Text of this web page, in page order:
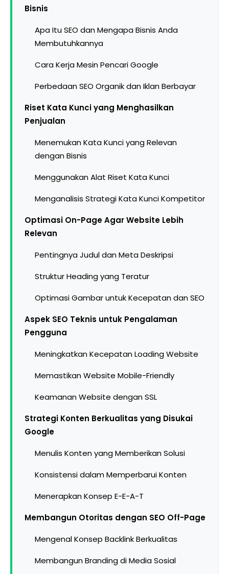
Bisnis
Apa Itu SEO dan Mengapa Bisnis Anda
Membutuhkannya
Cara Kerja Mesin Pencari Google
Perbedaan SEO Organik dan Iklan Berbayar
Riset Kata Kunci yang Menghasilkan
Penjualan
Menemukan Kata Kunci yang Relevan
dengan Bisnis
Menggunakan Alat Riset Kata Kunci
Menganalisis Strategi Kata Kunci Kompetitor
Optimasi On-Page Agar Website Lebih
Relevan
Pentingnya Judul dan Meta Deskripsi
Struktur Heading yang Teratur
Optimasi Gambar untuk Kecepatan dan SEO
Aspek SEO Teknis untuk Pengalaman
Pengguna
Meningkatkan Kecepatan Loading Website
Memastikan Website Mobile-Friendly
Keamanan Website dengan SSL
Strategi Konten Berkualitas yang Disukai
Google
Menulis Konten yang Memberikan Solusi
Konsistensi dalam Memperbarui Konten
Menerapkan Konsep E-E-A-T
Membangun Otoritas dengan SEO Off-Page
Mengenal Konsep Backlink Berkualitas
Membangun Branding di Media Sosial